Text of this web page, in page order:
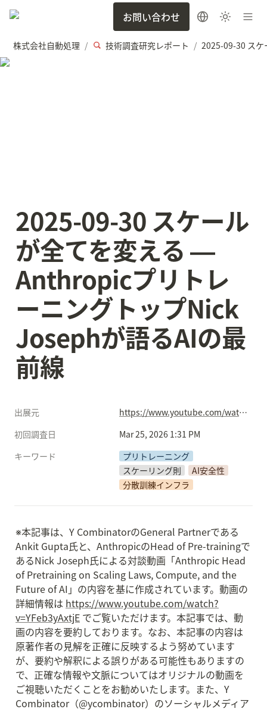
お問い合わせ
株式会社自動処理 / 技術調査研究レポート /
2025-09-30 スケール
が全てを変える ―
Anthropicプリトレ
ーニングトップNick
Josephが語るAIの最
前線
出展元
https://www.youtube.com/watch?v=YFeb3yAxtjE
初回調査日
Mar 25, 2026 1:31 PM
キーワード
プリトレーニング
スケーリング則
AI安全性
分散訓練インフラ
※本記事は、Y CombinatorのGeneral Partnerである
Ankit Gupta氏と、AnthropicのHead of Pre-trainingで
あるNick Joseph氏による対談動画「Anthropic Head
of Pretraining on Scaling Laws, Compute, and the
Future of AI」の内容を基に作成されています。動画の
詳細情報は https://www.youtube.com/watch?
v=YFeb3yAxtjE でご覧いただけます。本記事では、動
画の内容を要約しております。なお、本記事の内容は
原著作者の見解を正確に反映するよう努めています
が、要約や解釈による誤りがある可能性もありますの
で、正確な情報や文脈についてはオリジナルの動画を
ご視聴いただくことをお勧めいたします。また、Y
Combinator（@ycombinator）のソーシャルメディア